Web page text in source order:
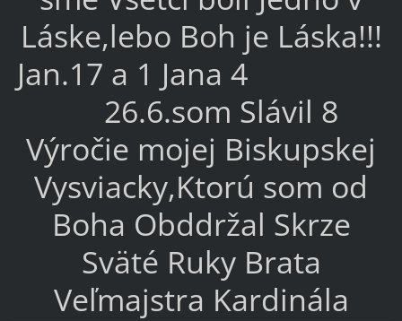
Láske,lebo Boh je Láska!!!
Jan.17 a 1 Jana 4
26.6.som Slávil 8
Výročie mojej Biskupskej
Vysviacky,Ktorú som od
Boha Obddržal Skrze
Sväté Ruky Brata
Veľmajstra Kardinála